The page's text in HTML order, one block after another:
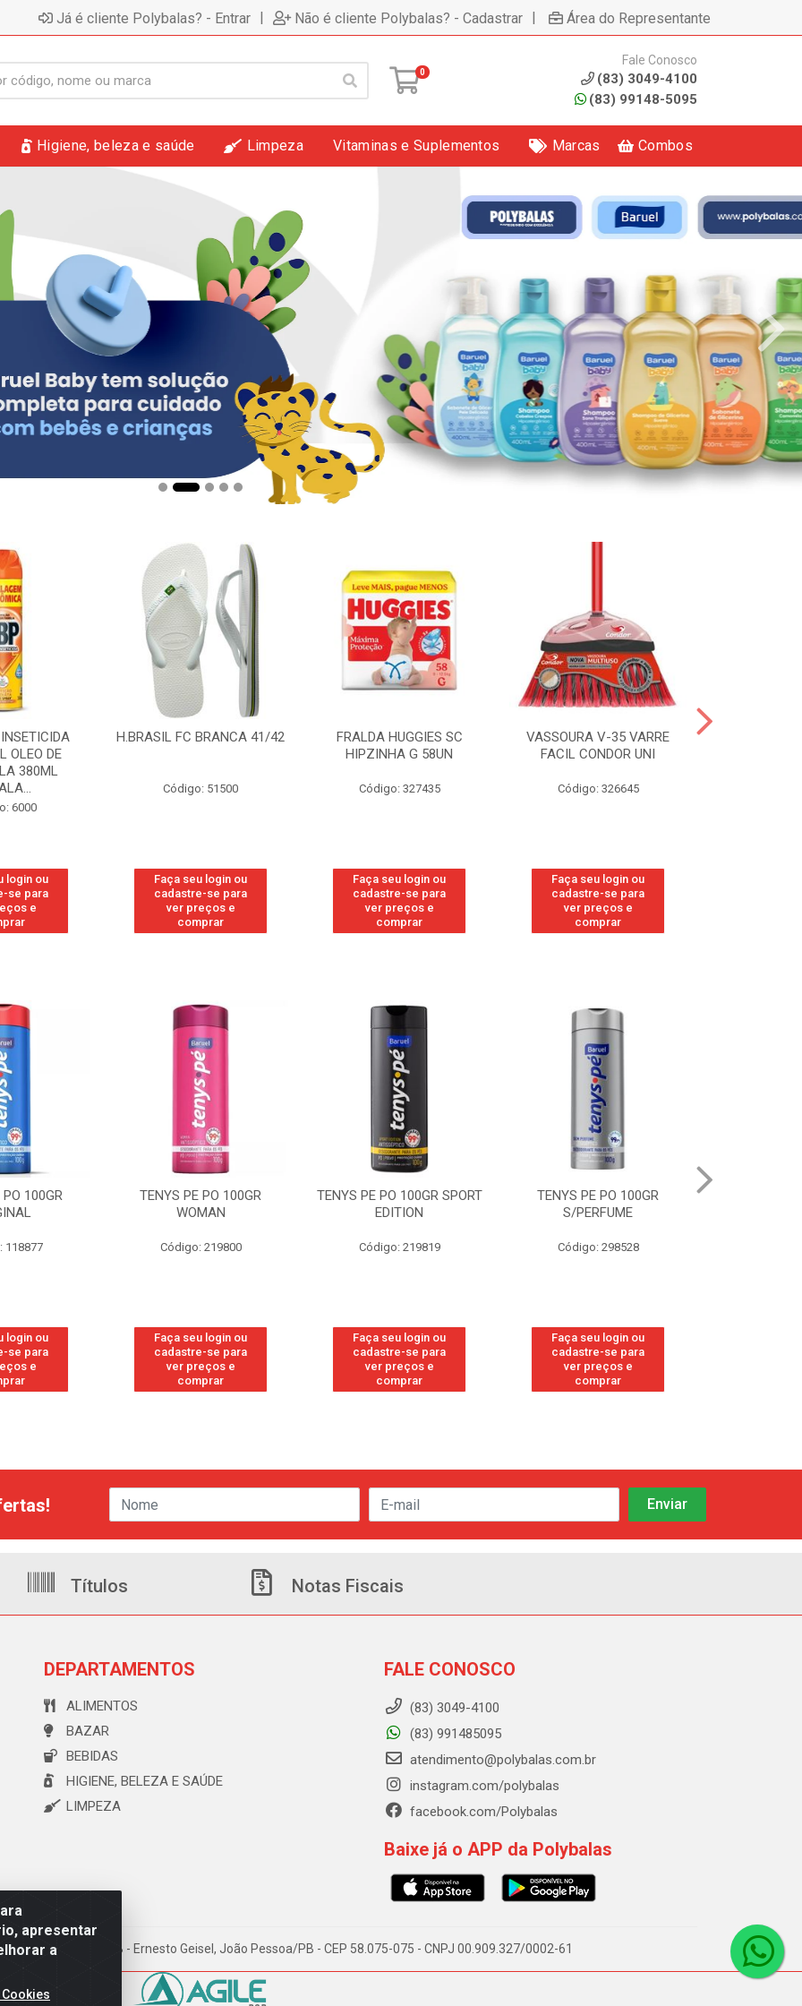
Já é cliente Polybalas? - Entrar | Não é cliente Polybalas? - Cadastrar | Área do Representante
0
Fale Conosco
(83) 3049-4100
(83) 99148-5095
Higiene, beleza e saúde Limpeza Vitaminas e Suplementos Marcas Combos
OLEO DE
380ML
6000
login ou
se para
e
H.BRASIL FC BRANCA 41/42
Código: 51500
Faça seu login ou
cadastre-se para
ver preços e
comprar
FRALDA HUGGIES SC
HIPZINHA G 58UN
Código: 327435
Faça seu login ou
cadastre-se para
ver preços e
comprar
VASSOURA V-35 VARRE
FACIL CONDOR UNI
Código: 326645
Faça seu login ou
cadastre-se para
ver preços e
comprar
100GR
118877
login ou
se para
e
TENYS PE PO 100GR
WOMAN
Código: 219800
Faça seu login ou
cadastre-se para
ver preços e
comprar
TENYS PE PO 100GR SPORT
EDITION
Código: 219819
Faça seu login ou
cadastre-se para
ver preços e
comprar
TENYS PE PO 100GR
S/PERFUME
Código: 298528
Faça seu login ou
cadastre-se para
ver preços e
comprar
apresentar
a
Títulos Notas Fiscais
DEPARTAMENTOS
ALIMENTOS
BAZAR
BEBIDAS
HIGIENE, BELEZA E SAÚDE
LIMPEZA
FALE CONOSCO
(83) 3049-4100
(83) 991485095
atendimento@polybalas.com.br
instagram.com/polybalas
facebook.com/Polybalas
Baixe já o APP da Polybalas
173 Galpão B - Ernesto Geisel, João Pessoa/PB - CEP 58.075-075 - CNPJ 00.909.327/0002-61